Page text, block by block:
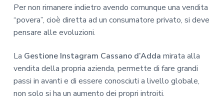
Per non rimanere indietro avendo comunque una vendita
“povera”, cioè diretta ad un consumatore privato, si deve
pensare alle evoluzioni.
La Gestione Instagram Cassano d’Adda mirata alla
vendita della propria azienda, permette di fare grandi
passi in avanti e di essere conosciuti a livello globale,
non solo si ha un aumento dei propri introiti.